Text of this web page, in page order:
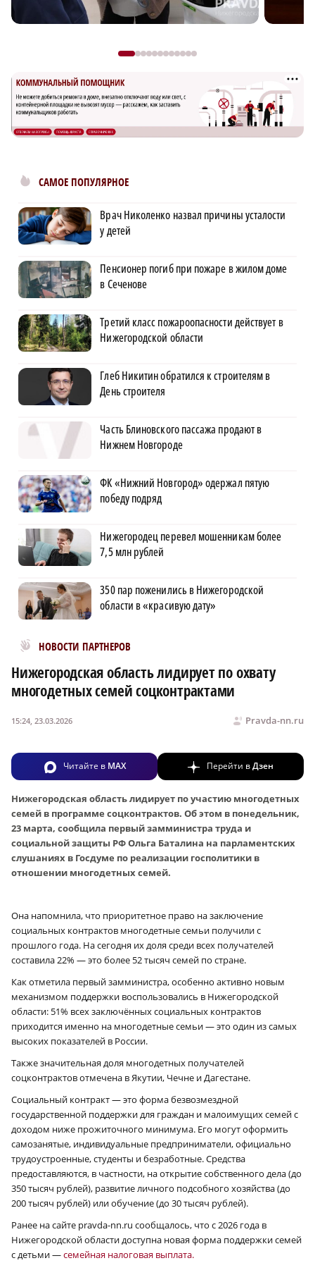
САМОЕ ПОПУЛЯРНОЕ
Врач Николенко назвал причины усталости
у детей
Пенсионер погиб при пожаре в жилом доме
в Сеченове
Третий класс пожароопасности действует в
Нижегородской области
Глеб Никитин обратился к строителям в
День строителя
Часть Блиновского пассажа продают в
Нижнем Новгороде
ФК «Нижний Новгород» одержал пятую
победу подряд
Нижегородец перевел мошенникам более
7,5 млн рублей
350 пар поженились в Нижегородской
области в «красивую дату»
НОВОСТИ ПАРТНЕРОВ
Новости МирТесен
Нижегородская область лидирует по охвату
многодетных семей соцконтрактами
Pravda-nn.ru
15:24, 23.03.2026
Читайте в MAX Перейти вДзен
Нижегородская область лидирует по участию многодетных
семей в программе соцконтрактов. Об этом в понедельник,
23 марта, сообщила первый замминистра труда и
социальной защиты РФ Ольга Баталина на парламентских
слушаниях в Госдуме по реализации госполитики в
отношении многодетных семей.
Она напомнила, что приоритетное право на заключение
социальных контрактов многодетные семьи получили с
прошлого года. На сегодня их доля среди всех получателей
составила 22% — это более 52 тысяч семей по стране.
Как отметила первый замминистра, особенно активно новым
механизмом поддержки воспользовались в Нижегородской
области: 51% всех заключённых социальных контрактов
приходится именно на многодетные семьи — это один из самых
высоких показателей в России.
Также значительная доля многодетных получателей
соцконтрактов отмечена в Якутии, Чечне и Дагестане.
Социальный контракт — это форма безвозмездной
государственной поддержки для граждан и малоимущих семей с
доходом ниже прожиточного минимума. Его могут оформить
самозанятые, индивидуальные предприниматели, официально
трудоустроенные, студенты и безработные. Средства
предоставляются, в частности, на открытие собственного дела (до
350 тысяч рублей), развитие личного подсобного хозяйства (до
200 тысяч рублей) или обучение (до 30 тысяч рублей).
Ранее на сайте pravda-nn.ru cообщалось, что с 2026 года в
Нижегородской области доступна новая форма поддержки семей
с детьми —семейная налоговая выплата.